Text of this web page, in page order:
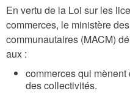
En vertu de la Loi sur les
commerces, le ministère
communautaires (MACM)
aux :
commerces qui
des collectivités.